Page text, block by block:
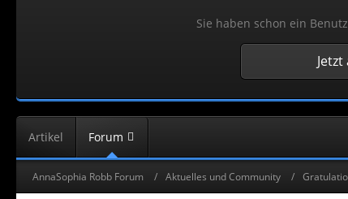
Sie haben schon ein
Artikel Forum
AnnaSophia Robb Forum Aktuelles und Community